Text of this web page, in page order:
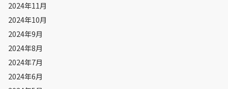
2024年11月
2024年10月
2024年9月
2024年8月
2024年7月
2024年6月